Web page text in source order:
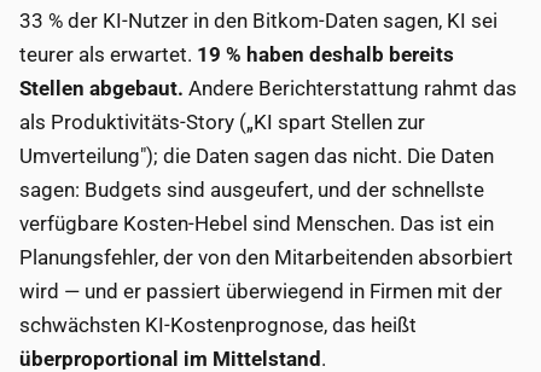
33 % der KI-Nutzer in den Bitkom-Daten sagen, KI sei
teurer als erwartet. 19 % haben deshalb bereits
Stellen abgebaut. Andere Berichterstattung rahmt das
als Produktivitäts-Story („KI spart Stellen zur
Umverteilung"); die Daten sagen das nicht. Die Daten
sagen: Budgets sind ausgeufert, und der schnellste
verfügbare Kosten-Hebel sind Menschen. Das ist ein
Planungsfehler, der von den Mitarbeitenden absorbiert
wird — und er passiert überwiegend in Firmen mit der
schwächsten KI-Kostenprognose, das heißt
überproportional im Mittelstand .